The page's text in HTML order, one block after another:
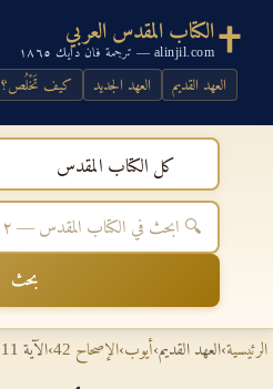
الكتاب المقدس العربي
alinjil.com — ترجمة فان دايك ١٨٦٥
العهد القديم العهد الجديد كيف تَخْلُص؟
كل الكتاب المقدس
بحث
الرئيسية›العهد القديم›أيوب›الإصحاح 42 ›الآية 11